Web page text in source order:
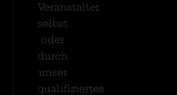
Veranstalter
selbst
oder
durch
unser
qualifiziertes